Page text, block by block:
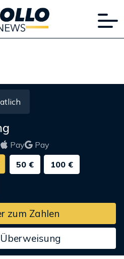
Pay
Pay
50 € 100 €
zum Zahlen